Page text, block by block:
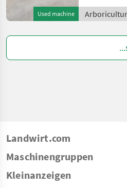
Used machine
Vereinzeler
an den
Landwirt.com
Maschinengruppen
Kleinanzeigen